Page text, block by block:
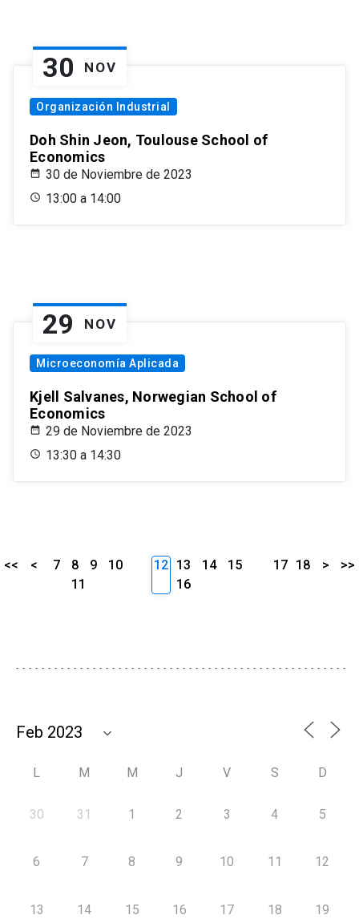
30 NOV
Organización Industrial
Doh Shin Jeon, Toulouse School of
Economics
30 de Noviembre de 2023
13:00 a 14:00
29 NOV
Microeconomía Aplicada
Kjell Salvanes, Norwegian School of
Economics
29 de Noviembre de 2023
13:30 a 14:30
<< < 7 8 9
10
11
12 13 14
15
16
17 18 > >>
L M M J V S D
30 31 1 2 3 4 5
6 7 8 9 10 11 12
13 14 15 16 17 18 19